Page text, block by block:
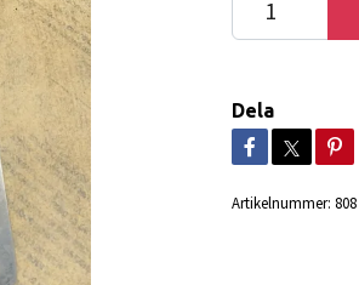
Dela
Artikelnummer: 808